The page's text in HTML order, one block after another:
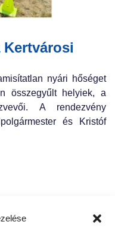
Kertvárosi
nyári hőséget
összegyűlt helyiek, a
A rendezvény
és Kristóf